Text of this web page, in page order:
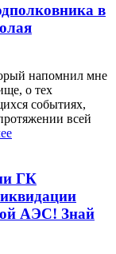
в
напомнил мне
о тех
событиях,
всей
ГК
АЭС! Знай